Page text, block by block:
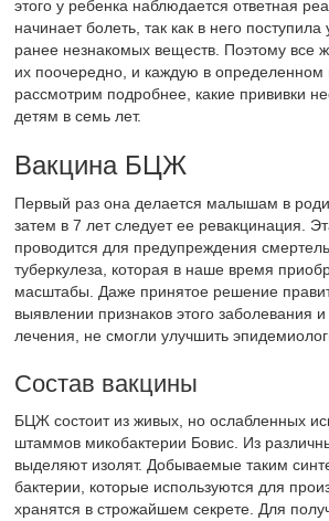
этого у ребенка наблюдается ответная
начинает болеть, так как в него
ранее незнакомых веществ. Поэтому все
их поочередно, и каждую в определенном
рассмотрим подробнее, какие прививки
детям в семь лет.
Вакцина БЦЖ
Первый раз она делается малышам в
затем в 7 лет следует ее ревакцинация.
проводится для предупреждения
туберкулеза, которая в наше время
масштабы. Даже принятое решение
выявлении признаков этого заболевания
лечения, не смогли улучшить
Состав вакцины
БЦЖ состоит из живых, но ослабленных
штаммов микобактерии Бовис. Из
выделяют изолят. Добываемые таким
бактерии, которые используются для
хранятся в строжайшем секрете. Для